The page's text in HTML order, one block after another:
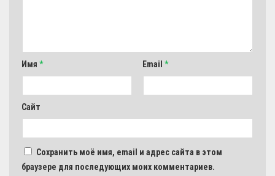
Имя * Email *
Сайт
Сохранить моё имя, email и адрес сайта в этом
браузере для последующих моих комментариев.